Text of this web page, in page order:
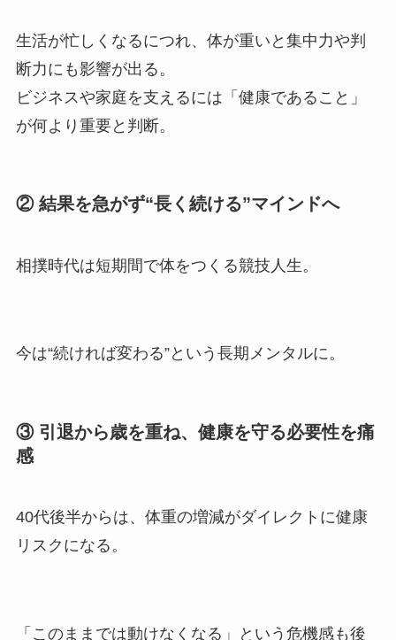
生活が忙しくなるにつれ、体が重いと集中力や判
断力にも影響が出る。
ビジネスや家庭を支えるには「健康であること」
が何より重要と判断。
② 結果を急がず“長く続ける”マインドへ
相撲時代は短期間で体をつくる競技人生。
今は“続ければ変わる”という長期メンタルに。
③ 引退から歳を重ね、健康を守る必要性を痛
感
40代後半からは、体重の増減がダイレクトに健康
リスクになる。
「このままでは動けなくなる」という危機感も後